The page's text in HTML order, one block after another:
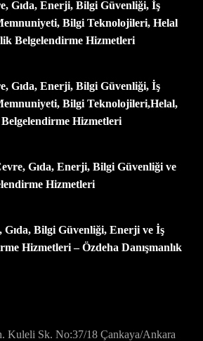
Gıda, Enerji, Bilgi Güvenliği, İş
Bilgi Teknolojileri, Helal
Belgelendirme Hizmetleri
Gıda, Enerji, Bilgi Güvenliği, İş
Bilgi Teknolojileri,Helal,
Hizmetleri
Gıda, Enerji, Bilgi Güvenliği ve
Hizmetleri
Bilgi Güvenliği, Enerji ve İş
Hizmetleri – Özdeha Danışmanlık
Kuleli Sk. No:37/18 Çankaya/Ankara